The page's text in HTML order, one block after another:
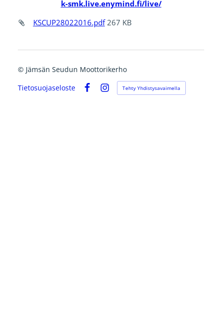
k-smk.live.enymind.fi/live/
KSCUP28022016.pdf 267 KB
© Jämsän Seudun Moottorikerho
Tietosuojaseloste
Instagram
Tehty Yhdistysavaimella